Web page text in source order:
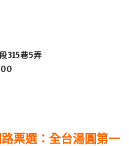
315巷5弄
票選：全台湯圓第一